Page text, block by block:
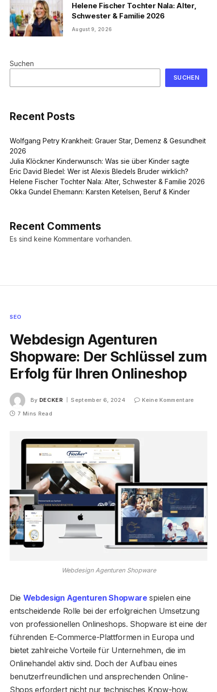
Helene Fischer Tochter Nala: Alter,
Schwester & Familie 2026
August 9, 2026
Suchen
SUCHEN
Recent Posts
Wolfgang Petry Krankheit: Grauer Star, Demenz & Gesundheit
2026
Julia Klöckner Kinderwunsch: Was sie über Kinder sagte
Eric David Bledel: Wer ist Alexis Bledels Bruder wirklich?
Helene Fischer Tochter Nala: Alter, Schwester & Familie 2026
Okka Gundel Ehemann: Karsten Ketelsen, Beruf & Kinder
Recent Comments
Es sind keine Kommentare vorhanden.
SEO
Webdesign Agenturen
Shopware: Der Schlüssel zum
Erfolg für Ihren Onlineshop
By DECKER September 6, 2024
Keine Kommentare
7 Mins Read
Webdesign Agenturen Shopware
Die Webdesign Agenturen Shopwarespielen eine
entscheidende Rolle bei der erfolgreichen Umsetzung
von professionellen Onlineshops. Shopware ist eine der
führenden E-Commerce-Plattformen in Europa und
bietet zahlreiche Vorteile für Unternehmen, die im
Onlinehandel aktiv sind. Doch der Aufbau eines
benutzerfreundlichen und ansprechenden Online-
Shops erfordert nicht nur technisches Know-how,